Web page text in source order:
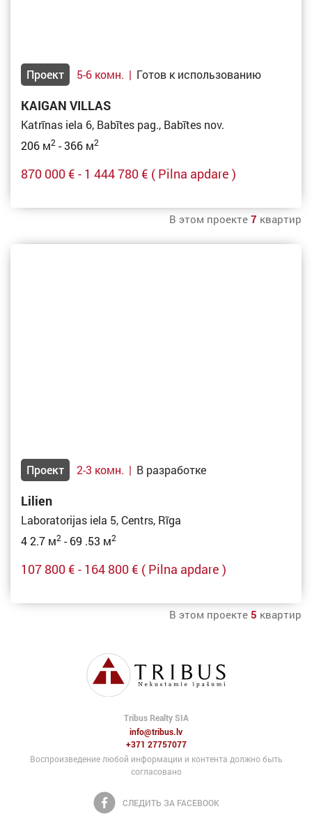
Проект 5-6 комн. | Готов к использованию
KAIGAN VILLAS
Katrīnas iela 6, Babītes pag., Babītes nov.
206 м2 - 366 м2
870 000 € - 1 444 780 € ( Pilna apdare )
В этом проекте 7 квартир
Проект 2-3 комн. | В разработке
Lilien
Laboratorijas iela 5, Centrs, Rīga
4 2.7 м2 - 69 .53 м2
107 800 € - 164 800 € ( Pilna apdare )
В этом проекте 5 квартир
Tribus Realty SIA
info@tribus.lv
+371 27757077
Воспроизведение любой информации и контента должно быть
согласовано
СЛЕДИТЬ ЗА FACEBOOK